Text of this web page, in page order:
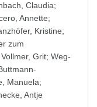
Claudia;
Annette;
Kristine;
zum
Vollmer, Grit; Weg-
Manuela;
Antje